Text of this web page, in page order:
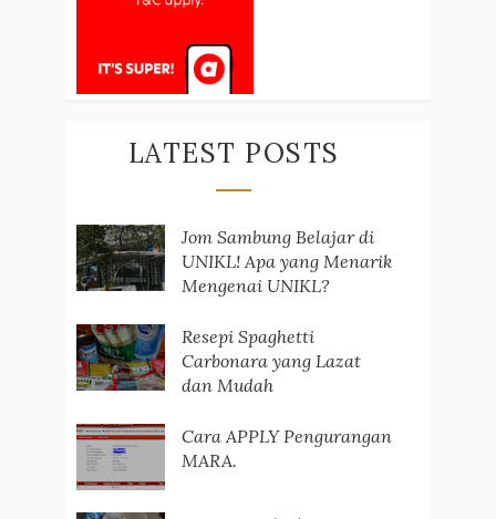
LATEST POSTS
Jom Sambung Belajar di
UNIKL! Apa yang Menarik
Mengenai UNIKL?
Resepi Spaghetti
Carbonara yang Lazat
dan Mudah
Cara APPLY Pengurangan
MARA.